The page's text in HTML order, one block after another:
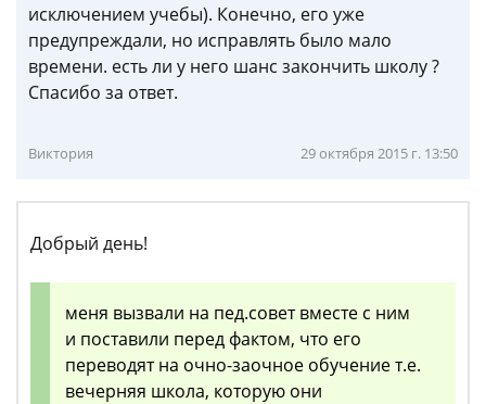
исключением учебы). Конечно, его уже
предупреждали, но исправлять было мало
времени. есть ли у него шанс закончить школу ?
Спасибо за ответ.
Виктория 29 октября 2015 г. 13:50
Добрый день!
меня вызвали на пед.совет вместе с ним
и поставили перед фактом, что его
переводят на очно-заочное обучение т.е.
вечерняя школа, которую они